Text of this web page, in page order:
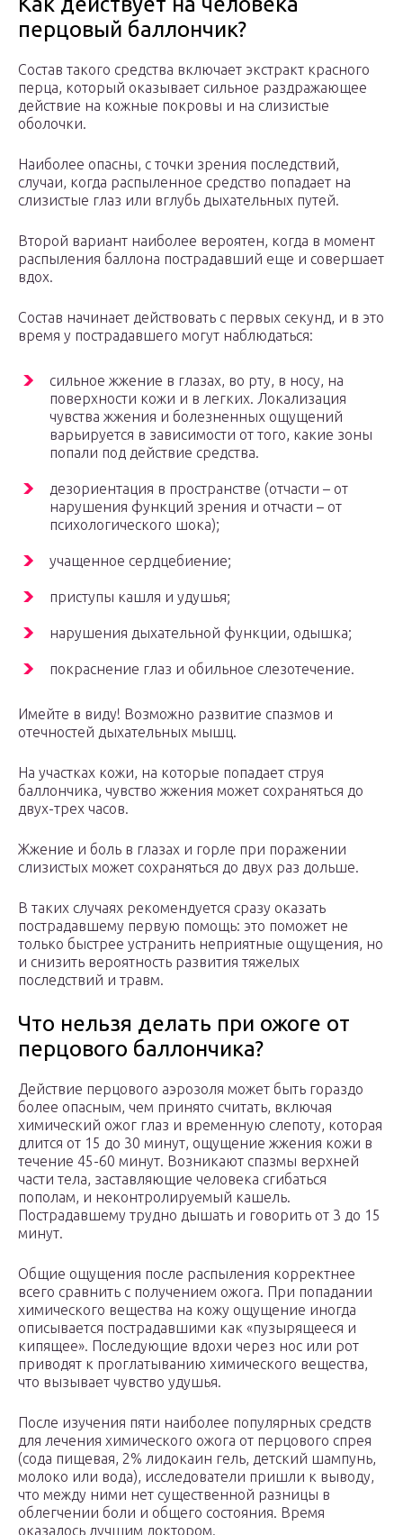
перцовый баллончик?
Состав такого средства включает экстракт красного
перца, который оказывает сильное раздражающее
действие на кожные покровы и на слизистые
оболочки.
Наиболее опасны, с точки зрения последствий,
случаи, когда распыленное средство попадает на
слизистые глаз или вглубь дыхательных путей.
Второй вариант наиболее вероятен, когда в момент
распыления баллона пострадавший еще и совершает
вдох.
Состав начинает действовать с первых секунд, и в это
время у пострадавшего могут наблюдаться:
сильное жжение в глазах, во рту, в носу, на
поверхности кожи и в легких. Локализация
чувства жжения и болезненных ощущений
варьируется в зависимости от того, какие зоны
попали под действие средства.
дезориентация в пространстве (отчасти – от
нарушения функций зрения и отчасти – от
психологического шока);
учащенное сердцебиение;
приступы кашля и удушья;
нарушения дыхательной функции, одышка;
покраснение глаз и обильное слезотечение.
Имейте в виду! Возможно развитие спазмов и
отечностей дыхательных мышц.
На участках кожи, на которые попадает струя
баллончика, чувство жжения может сохраняться до
двух-трех часов.
Жжение и боль в глазах и горле при поражении
слизистых может сохраняться до двух раз дольше.
В таких случаях рекомендуется сразу оказать
пострадавшему первую помощь: это поможет не
только быстрее устранить неприятные ощущения, но
и снизить вероятность развития тяжелых
последствий и травм.
Что нельзя делать при ожоге от
перцового баллончика?
Действие перцового аэрозоля может быть гораздо
более опасным, чем принято считать, включая
химический ожог глаз и временную слепоту, которая
длится от 15 до 30 минут, ощущение жжения кожи в
течение 45-60 минут. Возникают спазмы верхней
части тела, заставляющие человека сгибаться
пополам, и неконтролируемый кашель.
Пострадавшему трудно дышать и говорить от 3 до 15
минут.
Общие ощущения после распыления корректнее
всего сравнить с получением ожога. При попадании
химического вещества на кожу ощущение иногда
описывается пострадавшими как «пузырящееся и
кипящее». Последующие вдохи через нос или рот
приводят к проглатыванию химического вещества,
что вызывает чувство удушья.
После изучения пяти наиболее популярных средств
для лечения химического ожога от перцового спрея
(сода пищевая, 2% лидокаин гель, детский шампунь,
молоко или вода), исследователи пришли к выводу,
что между ними нет существенной разницы в
облегчении боли и общего состояния. Время
оказалось лучшим доктором.